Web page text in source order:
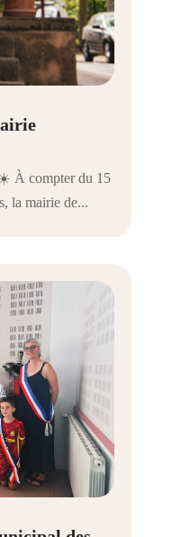
À compter du 15
la mairie de...